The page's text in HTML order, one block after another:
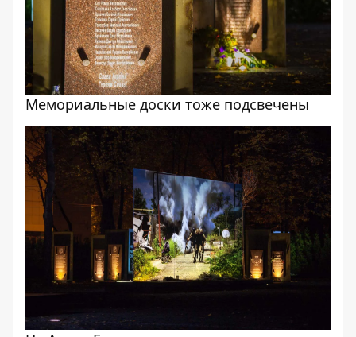
Мемориальные доски тоже подсвечены